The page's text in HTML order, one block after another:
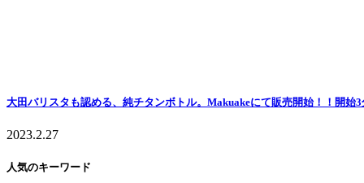
大田バリスタも認める、純チタンボトル。Makuakeにて販売開始！！開始3
2023.2.27
人気のキーワード